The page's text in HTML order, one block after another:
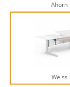
Ahorn
Weiss